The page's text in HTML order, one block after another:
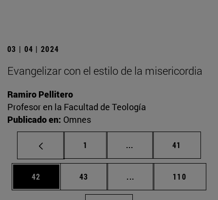
03 | 04 | 2024
Evangelizar con el estilo de la misericordia
Ramiro Pellitero
Profesor en la Facultad de Teología
Publicado en: Omnes
Página
1 ... Páginas intermedias
Página
41
Página
42 Página
43 ... Páginas intermedias
Página
110